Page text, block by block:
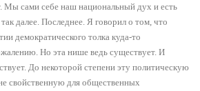
Мы сами себе наш национальный дух и есть
далее. Последнее. Я говорил о том, что
демократического толка куда-то
Но эта нише ведь существует. И
До некоторой степени эту политическую
свойственную для общественных